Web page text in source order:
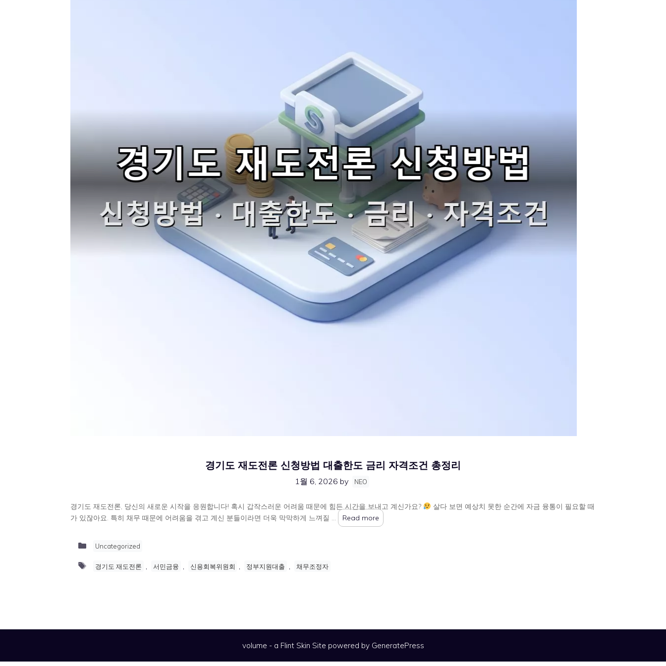
경기도 재도전론 신청방법 대출한도 금리 자격조건 총정리
1월 6, 2026 by NEO
경기도 재도전론, 당신의 새로운 시작을 응원합니다! 혹시 갑작스러운 어려움 때문에 힘든 시간을 보내고 계신가요?
살다 보면 예상치 못한 순간에 자금 융통이 필요할 때
가 있잖아요. 특히 채무 때문에 어려움을 겪고 계신 분들이라면 더욱 막막하게 느껴질 …
Read more
Categories
Uncategorized
Tags
경기도 재도전론 서민금융 신용회복위원회 정부지원대출 채무조정자
volume - a Flint Skin Site powered by GeneratePress